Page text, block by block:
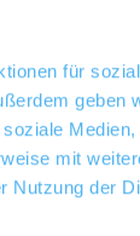
für
geben
Medien,
mit
Nutzung der